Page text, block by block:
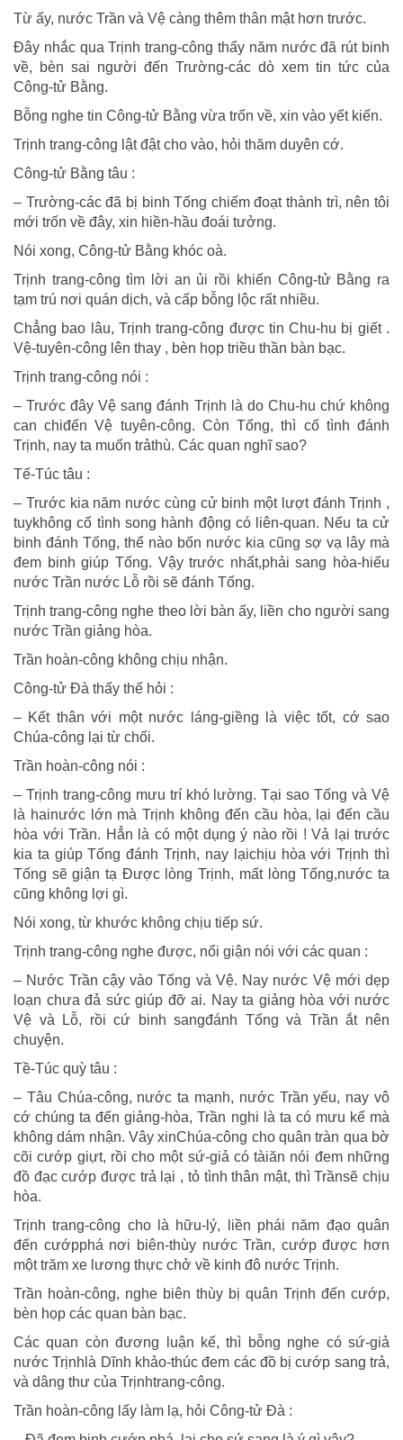
Từ ấy, nước Trần và Vệ càng thêm thân mật hơn trước.
Đây nhắc qua Trịnh trang-công thấy năm nước đã rút binh
về, bèn sai người đến Trường-các dò xem tin tức của
Công-tử Bằng.
Bỗng nghe tin Công-tử Bằng vừa trốn về, xin vào yết kiến.
Trịnh trang-công lật đật cho vào, hỏi thăm duyên cớ.
Công-tử Bằng tâu :
– Trường-các đã bị binh Tống chiếm đoạt thành trì, nên tôi
mới trốn về đây, xin hiền-hầu đoái tưởng.
Nói xong, Công-tử Bằng khóc oà.
Trịnh trang-công tìm lời an ủi rồi khiến Công-tử Bằng ra
tạm trú nơi quán dịch, và cấp bỗng lộc rất nhiều.
Chẳng bao lâu, Trịnh trang-công được tin Chu-hu bị giết .
Vệ-tuyên-công lên thay , bèn họp triều thần bàn bạc.
Trịnh trang-công nói :
– Trước đây Vệ sang đánh Trịnh là do Chu-hu chứ không
can chiđến Vệ tuyên-công. Còn Tống, thì cố tình đánh
Trịnh, nay ta muốn trảthù. Các quan nghĩ sao?
Tế-Túc tâu :
– Trước kia năm nước cùng cử binh một lượt đánh Trịnh ,
tuykhông cố tình song hành động có liên-quan. Nếu ta cử
binh đánh Tống, thể nào bốn nước kia cũng sợ vạ lây mà
đem binh giúp Tống. Vậy trước nhất,phải sang hòa-hiếu
nước Trần nước Lỗ rồi sẽ đánh Tống.
Trịnh trang-công nghe theo lời bàn ấy, liền cho người sang
nước Trần giảng hòa.
Trần hoàn-công không chịu nhận.
Công-tử Đà thấy thế hỏi :
– Kết thân với một nước láng-giềng là việc tốt, cớ sao
Chúa-công lại từ chối.
Trần hoàn-công nói :
– Trịnh trang-công mưu trí khó lường. Tại sao Tống và Vệ
là hainước lớn mà Trịnh không đến cầu hòa, lại đến cầu
hòa với Trần. Hẳn là có một dụng ý nào rồi ! Vả lại trước
kia ta giúp Tống đánh Trịnh, nay lạichịu hòa với Trịnh thì
Tống sẽ giận tạ Được lòng Trịnh, mất lòng Tống,nước ta
cũng không lợi gì.
Nói xong, từ khước không chịu tiếp sứ.
Trịnh trang-công nghe được, nổi giận nói với các quan :
– Nước Trần cậy vào Tống và Vệ. Nay nước Vệ mới dẹp
loạn chưa đả sức giúp đỡ ai. Nay ta giảng hòa với nước
Vệ và Lỗ, rồi cứ binh sangđánh Tống và Trần ắt nên
chuyện.
Tề-Túc quỳ tâu :
– Tâu Chúa-công, nước ta mạnh, nước Trần yếu, nay vô
cớ chúng ta đến giảng-hòa, Trần nghi là ta có mưu kế mà
không dám nhận. Vây xinChúa-công cho quân tràn qua bờ
cõi cướp giựt, rồi cho một sứ-giả có tàiăn nói đem những
đồ đạc cướp được trả lại , tỏ tình thân mật, thì Trầnsẽ chịu
hòa.
Trịnh trang-công cho là hữu-lý, liền phái năm đạo quân
đến cướpphá nơi biên-thùy nước Trần, cướp được hơn
một trăm xe lương thực chở về kinh đô nước Trịnh.
Trần hoàn-công, nghe biên thùy bị quân Trịnh đến cướp,
bèn họp các quan bàn bạc.
Các quan còn đương luận kế, thì bỗng nghe có sứ-giả
nước Trịnhlà Dĩnh khảo-thúc đem các đồ bị cướp sang trả,
và dâng thư của Trịnhtrang-công.
Trần hoàn-công lấy làm lạ, hỏi Công-tử Đà :